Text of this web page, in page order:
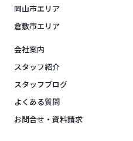
岡山市エリア
倉敷市エリア
会社案内
スタッフ紹介
スタッフブログ
よくある質問
お問合せ・資料請求